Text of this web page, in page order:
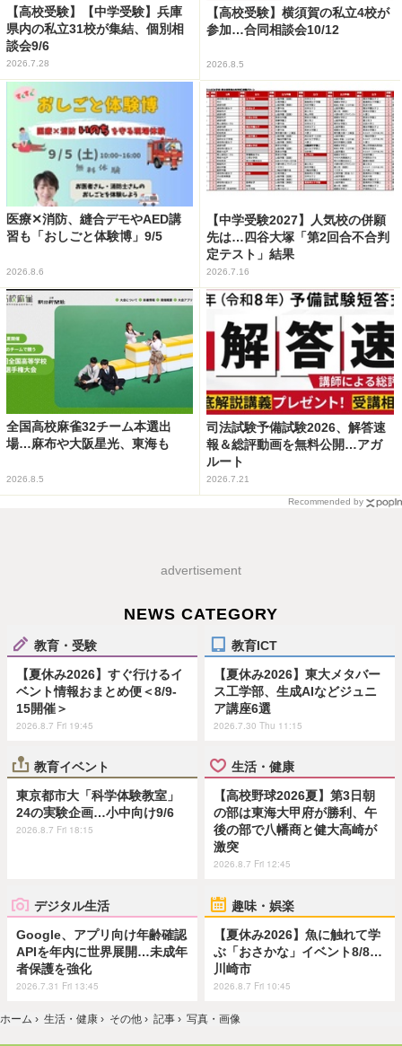
【高校受験】【中学受験】兵庫
県内の私立31校が集結、個別相
談会9/6
2026.7.28
【高校受験】横須賀の私立4校が
参加…合同相談会10/12
2026.8.5
医療✕消防、縫合デモやAED講
習も「おしごと体験博」9/5
2026.8.6
【中学受験2027】人気校の併願
先は…四谷大塚「第2回合不合判
定テスト」結果
2026.7.16
全国高校麻雀32チーム本選出
場…麻布や大阪星光、東海も
2026.8.5
司法試験予備試験2026、解答速
報＆総評動画を無料公開…アガ
ルート
2026.7.21
Recommended by
advertisement
NEWS CATEGORY
教育・受験
【夏休み2026】すぐ行けるイ
ベント情報おまとめ便＜8/9-
15開催＞
2026.8.7 Fri 19:45
教育ICT
【夏休み2026】東大メタバー
ス工学部、生成AIなどジュニ
ア講座6選
2026.7.30 Thu 11:15
教育イベント
東京都市大「科学体験教室」
24の実験企画…小中向け9/6
2026.8.7 Fri 18:15
生活・健康
【高校野球2026夏】第3日朝
の部は東海大甲府が勝利、午
後の部で八幡商と健大高崎が
激突
2026.8.7 Fri 12:45
デジタル生活
Google、アプリ向け年齢確認
APIを年内に世界展開…未成年
者保護を強化
2026.7.31 Fri 13:45
趣味・娯楽
【夏休み2026】魚に触れて学
ぶ「おさかな」イベント8/8…
川崎市
2026.8.7 Fri 10:45
ホーム › 生活・健康 › その他 › 記事 › 写真・画像